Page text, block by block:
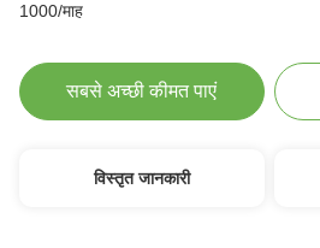
1000/माह
सबसे अच्छी कीमत पाएं
विस्तृत जानकारी